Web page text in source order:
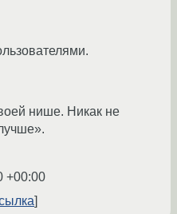
нише. Никак не
+00:00